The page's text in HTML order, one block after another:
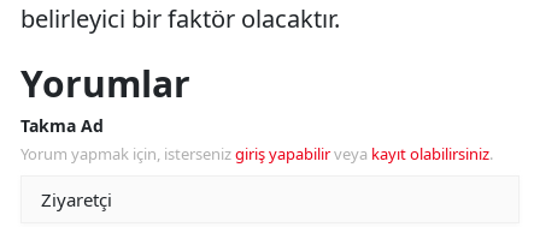
belirleyici bir faktör olacaktır.
Yorumlar
Takma Ad
Yorum yapmak için, istersenizgiriş yapabilirveya kayıt olabilirsiniz.